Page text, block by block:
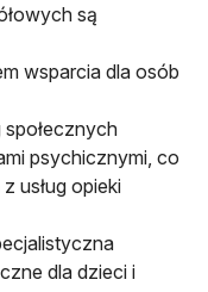
są
wsparcia dla osób
psychicznymi, co
usług opieki
dla dzieci i